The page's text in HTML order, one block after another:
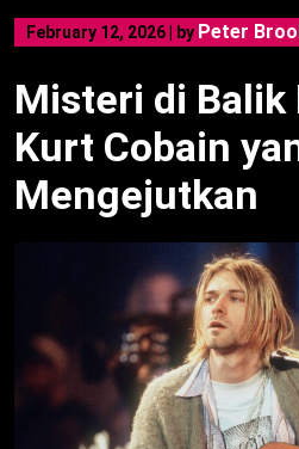
February 12, 2026 by Peter
Misteri di Balik
Kurt Cobain
Mengejutkan